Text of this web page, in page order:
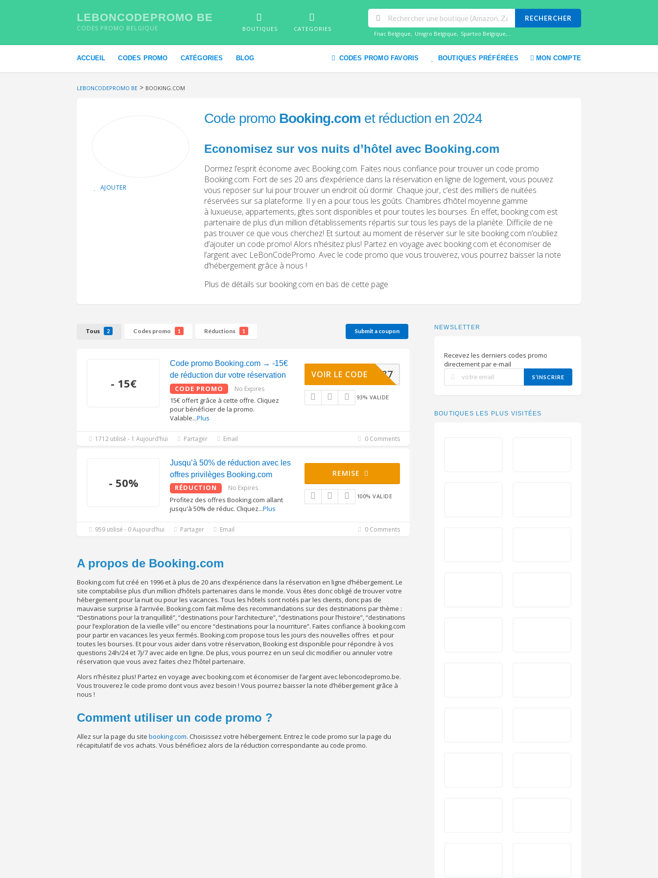
LEBONCODEPROMO BE
CODES PROMO BELGIQUE BOUTIQUES CATEGORIES
RECHERCHER
Fnac Belgique, Unigro Belgique, Spartoo Belgique,...
ACCUEIL CODES PROMO CATÉGORIES BLOG CODES PROMO FAVORIS BOUTIQUES PRÉFÉRÉES MON COMPTE
LEBONCODEPROMO BE > BOOKING.COM
AJOUTER
Code promo Booking.com et réduction en 2024
Economisez sur vos nuits d’hôtel avec Booking.com
Dormez l’esprit économe avec Booking.com. Faites nous confiance pour trouver un code promo
Booking.com. Fort de ses 20 ans d’expérience dans la réservation en ligne de logement, vous pouvez
vous reposer sur lui pour trouver un endroit où dormir. Chaque jour, c’est des milliers de nuitées
réservées sur sa plateforme. Il y en a pour tous les goûts. Chambres d’hôtel moyenne gamme
à luxueuse, appartements, gîtes sont disponibles et pour toutes les bourses. En effet, booking.com est
partenaire de plus d’un million d’établissements répartis sur tous les pays de la planète. Difficile de ne
pas trouver ce que vous cherchez! Et surtout au moment de réserver sur le site booking.com n’oubliez
d’ajouter un code promo! Alors n’hésitez plus! Partez en voyage avec booking.com et économiser de
l’argent avec LeBonCodePromo. Avec le code promo que vous trouverez, vous pourrez baisser la note
d’hébergement grâce à nous !
Plus de détails sur booking.com en bas de cette page
Tous 2 Codes promo 1 Réductions 1 Submit a coupon
- 15€
Code promo Booking.com → -15€
de réduction dur votre réservation
CODE PROMO No Expires
15€ offert grâce à cette offre. Cliquez
pour bénéficier de la promo.
Valable...Plus
00D64387
VOIR LE CODE
93% VALIDE
1712 utilisé - 1 Aujourd’hui Partager Email 0 Comments
- 50%
Jusqu’à 50% de réduction avec les
offres privilèges Booking.com
RÉDUCTION No Expires
Profitez des offres Booking.com allant
jusqu'à 50% de réduc. Cliquez...Plus
REMISE
100% VALIDE
959 utilisé - 0 Aujourd’hui Partager Email 0 Comments
A propos de Booking.com
Booking.com fut créé en 1996 et à plus de 20 ans d’expérience dans la réservation en ligne d’hébergement. Le
site comptabilise plus d’un million d’hôtels partenaires dans le monde. Vous êtes donc obligé de trouver votre
hébergement pour la nuit ou pour les vacances. Tous les hôtels sont notés par les clients, donc pas de
mauvaise surprise à l’arrivée. Booking.com fait même des recommandations sur des destinations par thème :
“Destinations pour la tranquillité”, “destinations pour l’architecture”, “destinations pour l’histoire”, “destinations
pour l’exploration de la vieille ville” ou encore “destinations pour la nourriture”. Faites confiance à booking.com
pour partir en vacances les yeux fermés. Booking.com propose tous les jours des nouvelles offres et pour
toutes les bourses. Et pour vous aider dans votre réservation, Booking est disponible pour répondre à vos
questions 24h/24 et 7j/7 avec aide en ligne. De plus, vous pourrez en un seul clic modifier ou annuler votre
réservation que vous avez faites chez l’hôtel partenaire.
Alors n’hésitez plus! Partez en voyage avec booking.com et économiser de l’argent avec leboncodepromo.be.
Vous trouverez le code promo dont vous avez besoin ! Vous pourrez baisser la note d’hébergement grâce à
nous !
Comment utiliser un code promo ?
Allez sur la page du site booking.com. Choisissez votre hébergement. Entrez le code promo sur la page du
récapitulatif de vos achats. Vous bénéficiez alors de la réduction correspondante au code promo.
NEWSLETTER
Recevez les derniers codes promo
directement par e-mail
S’INSCRIRE
BOUTIQUES LES PLUS VISITÉES